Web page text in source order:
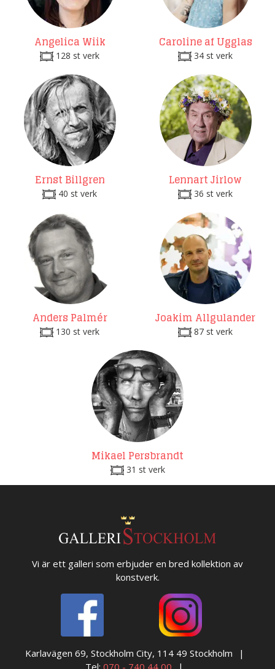
Angelica Wiik
128 st verk
Caroline af Ugglas
34 st verk
Ernst Billgren
40 st verk
Lennart Jirlow
36 st verk
Anders Palmér
130 st verk
Joakim Allgulander
87 st verk
Mikael Persbrandt
31 st verk
Vi är ett galleri som erbjuder en bred kollektion av
konstverk.
Karlavägen 69, Stockholm City, 114 49 Stockholm
Tel: 070 - 740 44 00